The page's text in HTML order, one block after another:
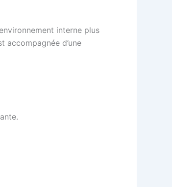
interne plus
accompagnée d’une